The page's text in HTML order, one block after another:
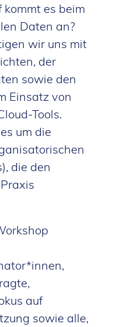
es beim
Daten an?
wir uns mit
der
sowie den
Einsatz von
Tools.
um die
die den
auf
sowie alle,